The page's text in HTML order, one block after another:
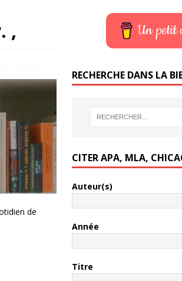
,
de
Un petit
RECHERCHE DANS LA
CITER APA, MLA,
Auteur(s)
Année
Titre